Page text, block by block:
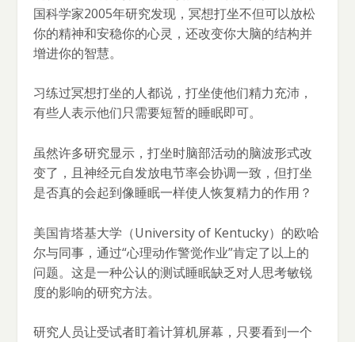
国科学家2005年研究发现，冥想打坐不但可以放松
你的精神和安稳你的心灵，还改变你大脑的结构并
增进你的智慧。
习练过冥想打坐的人都说，打坐使他们精力充沛，
有些人表示他们只需要短暂的睡眠即可。
虽然许多研究显示，打坐时脑部活动的脑波形式改
变了，且神经元自发放电节率会协调一致，但打坐
是否真的会起到像睡眠一样使人恢复精力的作用？
美国肯塔基大学（University of Kentucky）的欧哈
尔与同事，通过“心理动作警觉作业”肯定了以上的
问题。这是一种公认的测试睡眠缺乏对人思考敏锐
度的影响的研究方法。
研究人员让受试者盯着计算机屏幕，只要看到一个